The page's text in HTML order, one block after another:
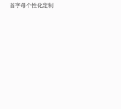
首字母个性化定制